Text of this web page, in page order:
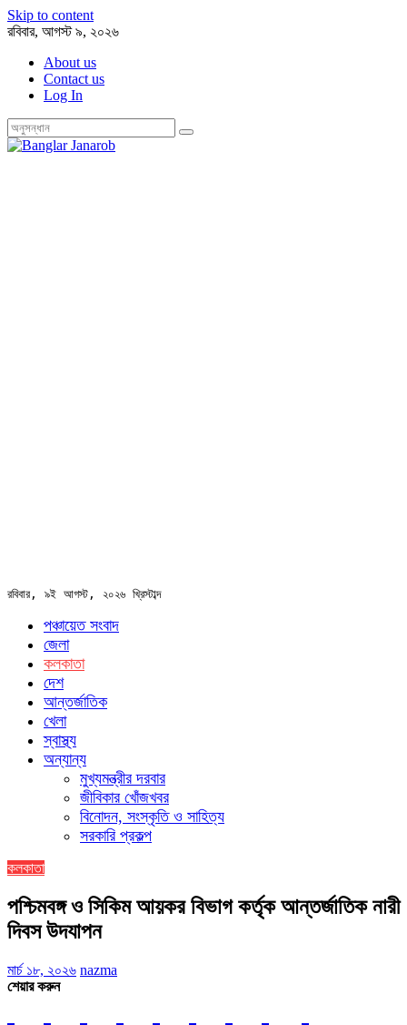
Skip to content
রবিবার, আগস্ট ৯, ২০২৬
About us
Contact us
Log In
রবিবার, ৯ই আগস্ট, ২০২৬ খ্রিস্টাব্দ
পঞ্চায়েত সংবাদ
জেলা
কলকাতা
দেশ
আন্তর্জাতিক
খেলা
স্বাস্থ্য
অন্যান্য
মুখ্যমন্ত্রীর দরবার
জীবিকার খোঁজখবর
বিনোদন, সংস্কৃতি ও সাহিত্য
সরকারি প্রকল্প
কলকাতা
পশ্চিমবঙ্গ ও সিকিম আয়কর বিভাগ কর্তৃক আন্তর্জাতিক নারী
দিবস উদযাপন
মার্চ ১৮, ২০২৬ nazma
শেয়ার করুন